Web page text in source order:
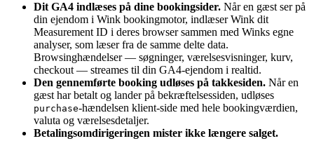
Dit GA4 indlæses på dine bookingsider. Når en gæst ser på
din ejendom i Wink bookingmotor, indlæser Wink dit
Measurement ID i deres browser sammen med Winks egne
analyser, som læser fra de samme delte data.
Browsinghændelser — søgninger, værelsesvisninger, kurv,
checkout — streames til din GA4-ejendom i realtid.
Den gennemførte booking udløses på takkesiden. Når en
gæst har betalt og lander på bekræftelsessiden, udløses
purchase-hændelsen klient-side med hele bookingværdien,
valuta og værelsesdetaljer.
Betalingsomdirigeringen mister ikke længere salget.